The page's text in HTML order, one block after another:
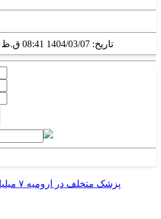
تاریخ: 1404/03/07 08:41 ق.ظ |